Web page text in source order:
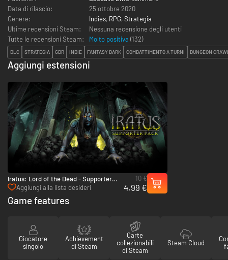
Data di rilascio:
25 ottobre 2020
Genere:
Indies, RPG, Strategia
Ultime recensioni Steam:
Nessuna recensione degli utenti
Tutte le recensioni Steam:
Molto positiva (132)
DLC STRATEGIA GDR INDIE FANTASY DARK COMBATTIMENTO A TURNI DUNGEON
Aggiungi estensioni
Iratus: Lord of the Dead - Supporter
Pack - PC (Steam)
Aggiungi alla lista desideri
10 €
4.99 €
Game features
Giocatore
singolo
Achievement
di Steam
Carte
collezionabili
di Steam
Steam Cloud